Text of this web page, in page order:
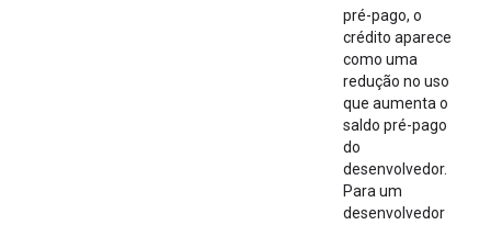
pré-pago, o
crédito aparece
como uma
redução no uso
que aumenta o
saldo pré-pago
do
desenvolvedor.
Para um
desenvolvedor